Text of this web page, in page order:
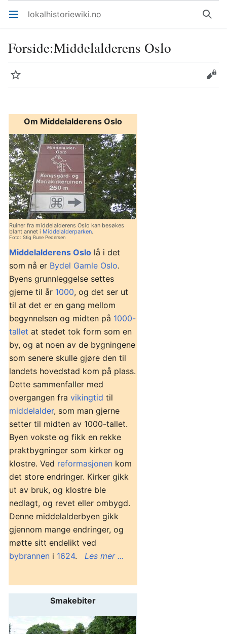
Åpne hovedmenyen lokalhistoriewiki.no Søk
Forside:Middelalderens Oslo
Overvåk Rediger
Om Middelalderens Oslo
Ruiner fra middelalderens Oslo kan besøkes
blant annet i Middelalderparken.
Foto: Stig Rune Pedersen
Middelalderens Oslo lå i det
som nå er Bydel Gamle Oslo.
Byens grunnleggelse settes
gjerne til år 1000, og det ser ut
til at det er en gang mellom
begynnelsen og midten på 1000-
tallet at stedet tok form som en
by, og at noen av de bygningene
som senere skulle gjøre den til
landets hovedstad kom på plass.
Dette sammenfaller med
overgangen fra vikingtid til
middelalder, som man gjerne
setter til midten av 1000-tallet.
Byen vokste og fikk en rekke
praktbygninger som kirker og
klostre. Ved reformasjonen kom
det store endringer. Kirker gikk
ut av bruk, og klostre ble
nedlagt, og revet eller ombygd.
Denne middelalderbyen gikk
gjennom mange endringer, og
møtte sitt endelikt ved
bybrannen i 1624. Les mer ...
Smakebiter